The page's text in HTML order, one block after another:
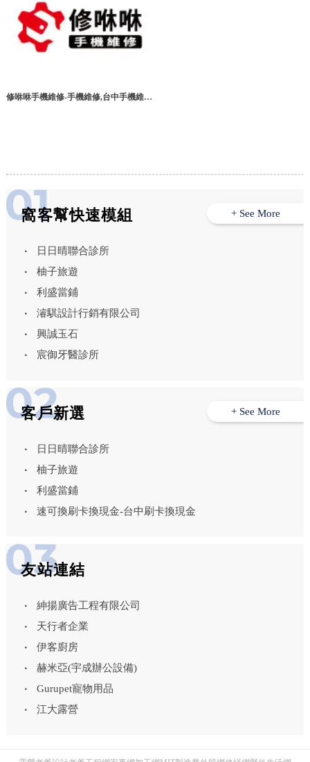
修咻咻手機維修-手機維修,台中手機維
窩客幫快速模組
日日晴聯合診所
柚子旅遊
利盛當鋪
濬騏設計行銷有限公司
興誠玉石
宸御牙醫診所
+ See More
客戶新選
日日晴聯合診所
柚子旅遊
利盛當鋪
速可換刷卡換現金-台中刷卡換現金
+ See More
友站連結
紳揚廣告工程有限公司
天行者企業
伊客廚房
赫米亞(宇成辦公設備)
Gurupet寵物用品
江大露營